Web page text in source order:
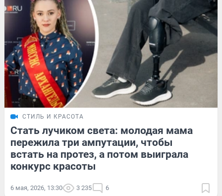
СТИЛЬ И КРАСОТА
Стать лучиком света: молодая мама
пережила три ампутации, чтобы
встать на протез, а потом выиграла
конкурс красоты
6 мая, 2026, 13:30 3 235 6